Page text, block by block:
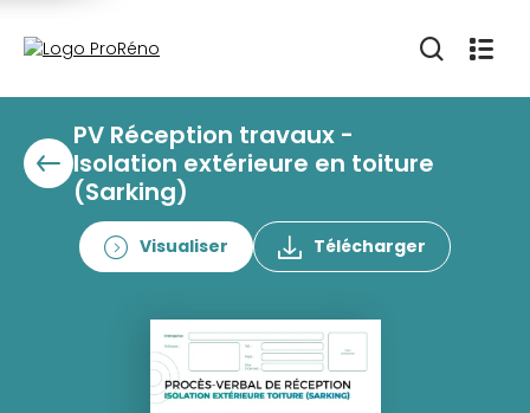
PV Réception travaux -
Isolation extérieure en toiture
(Sarking)
Visualiser Télécharger